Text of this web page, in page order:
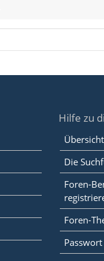
Hilfe zu
Die
Foren-
Foren-